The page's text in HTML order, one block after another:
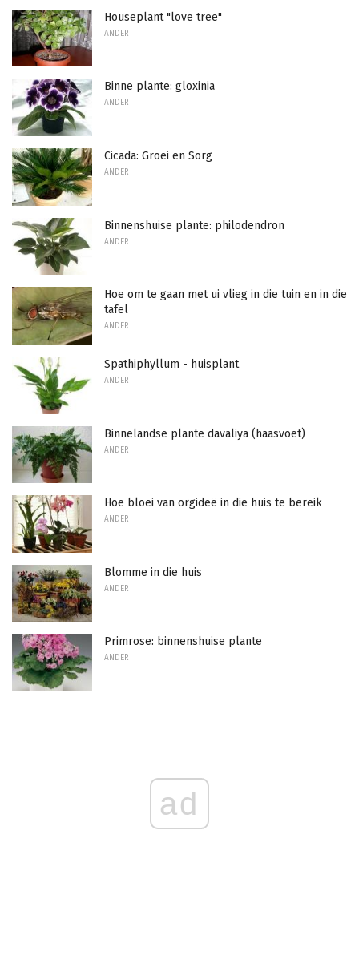
Houseplant "love tree"
ANDER
Binne plante: gloxinia
ANDER
Cicada: Groei en Sorg
ANDER
Binnenshuise plante: philodendron
ANDER
Hoe om te gaan met ui vlieg in die tuin en in die
tafel
ANDER
Spathiphyllum - huisplant
ANDER
Binnelandse plante davaliya (haasvoet)
ANDER
Hoe bloei van orgideë in die huis te bereik
ANDER
Blomme in die huis
ANDER
Primrose: binnenshuise plante
ANDER
ad